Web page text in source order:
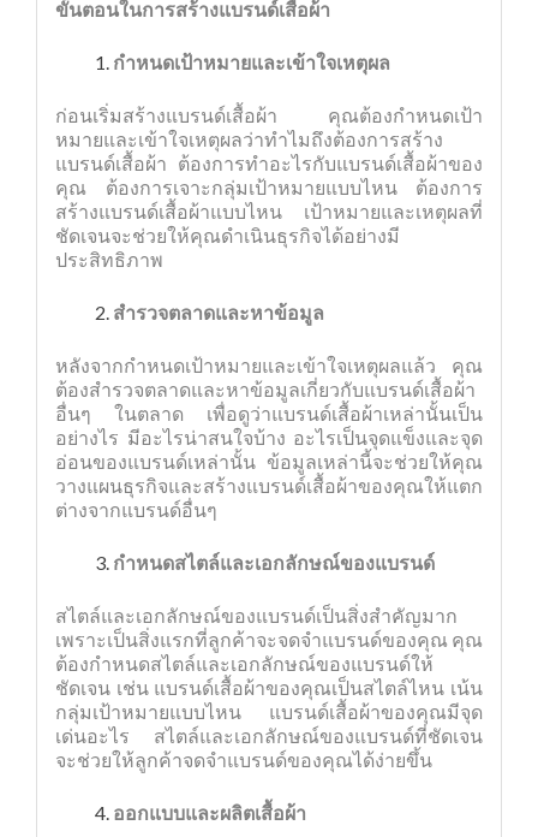
ขั้นตอนในการสร้างแบรนด์เสื้อผ้า
กำหนดเป้าหมายและเข้าใจเหตุผล
ก่อนเริ่มสร้างแบรนด์เสื้อผ้า คุณต้องกำหนดเป้า
หมายและเข้าใจเหตุผลว่าทำไมถึงต้องการสร้าง
แบรนด์เสื้อผ้า ต้องการทำอะไรกับแบรนด์เสื้อผ้าของ
คุณ ต้องการเจาะกลุ่มเป้าหมายแบบไหน ต้องการ
สร้างแบรนด์เสื้อผ้าแบบไหน เป้าหมายและเหตุผลที่
ชัดเจนจะช่วยให้คุณดำเนินธุรกิจได้อย่างมี
ประสิทธิภาพ
สำรวจตลาดและหาข้อมูล
หลังจากกำหนดเป้าหมายและเข้าใจเหตุผลแล้ว คุณ
ต้องสำรวจตลาดและหาข้อมูลเกี่ยวกับแบรนด์เสื้อผ้า
อื่นๆ ในตลาด เพื่อดูว่าแบรนด์เสื้อผ้าเหล่านั้นเป็น
อย่างไร มีอะไรน่าสนใจบ้าง อะไรเป็นจุดแข็งและจุด
อ่อนของแบรนด์เหล่านั้น ข้อมูลเหล่านี้จะช่วยให้คุณ
วางแผนธุรกิจและสร้างแบรนด์เสื้อผ้าของคุณให้แตก
ต่างจากแบรนด์อื่นๆ
กำหนดสไตล์และเอกลักษณ์ของแบรนด์
สไตล์และเอกลักษณ์ของแบรนด์เป็นสิ่งสำคัญมาก
เพราะเป็นสิ่งแรกที่ลูกค้าจะจดจำแบรนด์ของคุณ คุณ
ต้องกำหนดสไตล์และเอกลักษณ์ของแบรนด์ให้
ชัดเจน เช่น แบรนด์เสื้อผ้าของคุณเป็นสไตล์ไหน เน้น
กลุ่มเป้าหมายแบบไหน แบรนด์เสื้อผ้าของคุณมีจุด
เด่นอะไร สไตล์และเอกลักษณ์ของแบรนด์ที่ชัดเจน
จะช่วยให้ลูกค้าจดจำแบรนด์ของคุณได้ง่ายขึ้น
ออกแบบและผลิตเสื้อผ้า